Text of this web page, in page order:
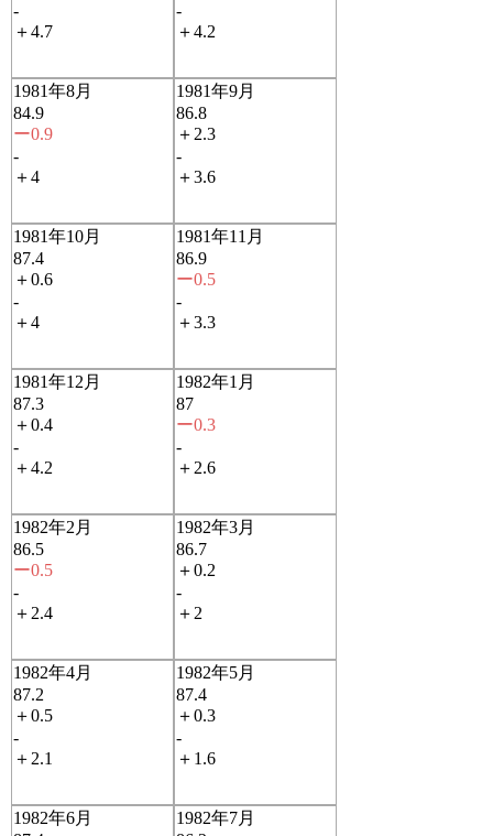
-
＋4.7
-
＋4.2
1981年8月
84.9
ー0.9
-
＋4
1981年9月
86.8
＋2.3
-
＋3.6
1981年10月
87.4
＋0.6
-
＋4
1981年11月
86.9
ー0.5
-
＋3.3
1981年12月
87.3
＋0.4
-
＋4.2
1982年1月
87
ー0.3
-
＋2.6
1982年2月
86.5
ー0.5
-
＋2.4
1982年3月
86.7
＋0.2
-
＋2
1982年4月
87.2
＋0.5
-
＋2.1
1982年5月
87.4
＋0.3
-
＋1.6
1982年6月
1982年7月